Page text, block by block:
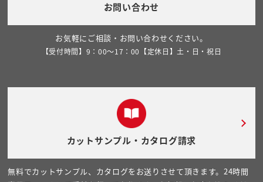
お問い合わせ
お気軽にご相談・お問い合わせください。
【受付時間】9：00～17：00【定休日】土・日・祝日
カットサンプル・カタログ請求
無料でカットサンプル、カタログをお送りさせて頂きます。24時間